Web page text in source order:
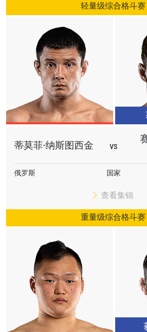
轻量级综合格斗赛
蒂莫菲·纳斯图西金 VS
俄罗斯 国家
查看集锦
重量级综合格斗赛